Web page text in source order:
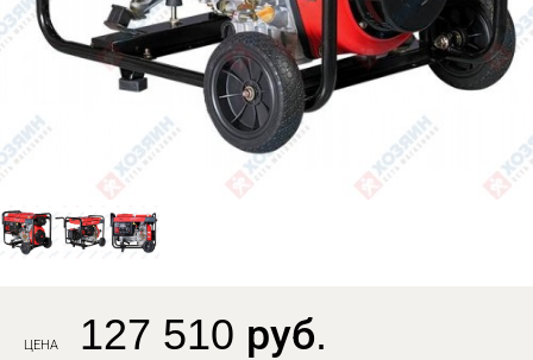
ЦЕНА
127 510 руб.